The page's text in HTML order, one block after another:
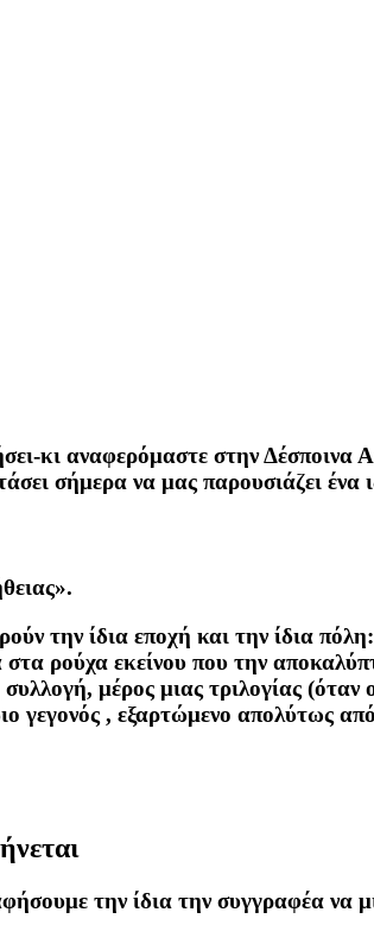
κι αναφερόμαστε στην Δέσποινα
σήμερα να μας παρουσιάζει ένα
την ίδια εποχή και την ίδια
ρούχα εκείνου που την
μέρος μιας τριλογίας
γεγονός , εξαρτώμενο απολύτως
την ίδια την συγγραφέα να